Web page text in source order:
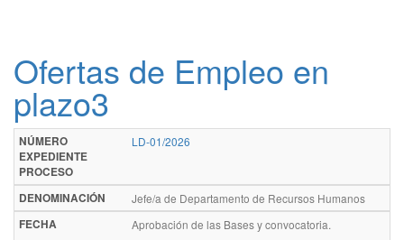
Ofertas de Empleo en
plazo3
NÚMERO EXPEDIENTE PROCESO
DENOMINACIÓN
FECHA
PRESENTACIÓN
SUBGRUPO
TURNO
PLAZAS
TIPO
ESTADO
MÁS INFO
Reg
Online
NÚMERO
EXPEDIENTE
PROCESO
LD-01/2026
DENOMINACIÓN
Jefe/a de Departamento de Recursos Humanos
FECHA
Aprobación de las Bases y convocatoria.